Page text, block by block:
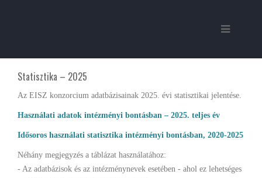
Statisztika – 2025
Az EISZ konzorcium adatbázisainak 2025. évi statisztikai jelentése.
Használati adatok intézményi bontásban – 2025. teljes év
Idősoros használati statisztika intézményi bontásban, 2020-2025
Néhány megjegyzés a táblázat használatához:
- Az adatbázisok és az intézménynevek esetében - ahol ez lehetséges